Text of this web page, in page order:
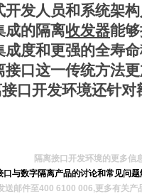
开发人员和系统架
成的隔离收发器能
度和更强的全寿
口这一传统方法
接口开发环境还针
隔离接口开发环境的更多信
口与数字隔离产品的讨论和常见问题
更多有关产
400 6100 006,
送邮件至